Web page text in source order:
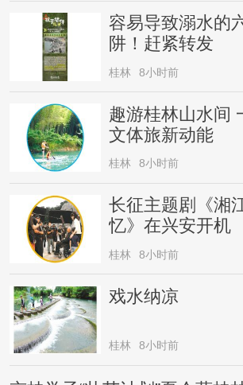
容易导致溺水的
阱！赶紧转发
桂林 8小时前
趣游桂林山水间
文体旅新动能
桂林 8小时前
长征主题剧《湘
忆》在兴安开机
桂林 8小时前
戏水纳凉
桂林 8小时前